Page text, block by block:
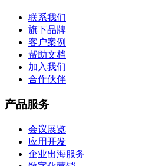
联系我们
旗下品牌
客户案例
帮助文档
加入我们
合作伙伴
产品服务
会议展览
应用开发
企业出海服务